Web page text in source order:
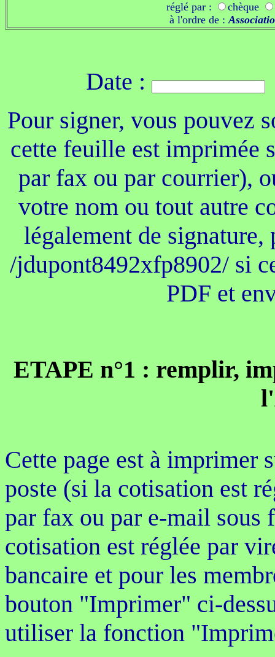
réglé par :
chèque
à l'ordre de :
Date :
Pour signer, vous pouvez
cette feuille est imprimée
par fax ou par courrier),
votre nom ou tout autre
légalement de
/jdupont8492xfp8902/ si
PDF et
ETAPE n°1 : remplir,
Cette page est à imprimer
poste (si la cotisation est
par fax ou par e-mail
cotisation est réglée par
bancaire et pour les
bouton "Imprimer" ci-
utiliser la fonction